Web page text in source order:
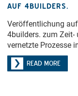
AUF 4BUILDERS.
Veröffentlichung
4builders. zum
vernetzte Prozesse
READ MORE